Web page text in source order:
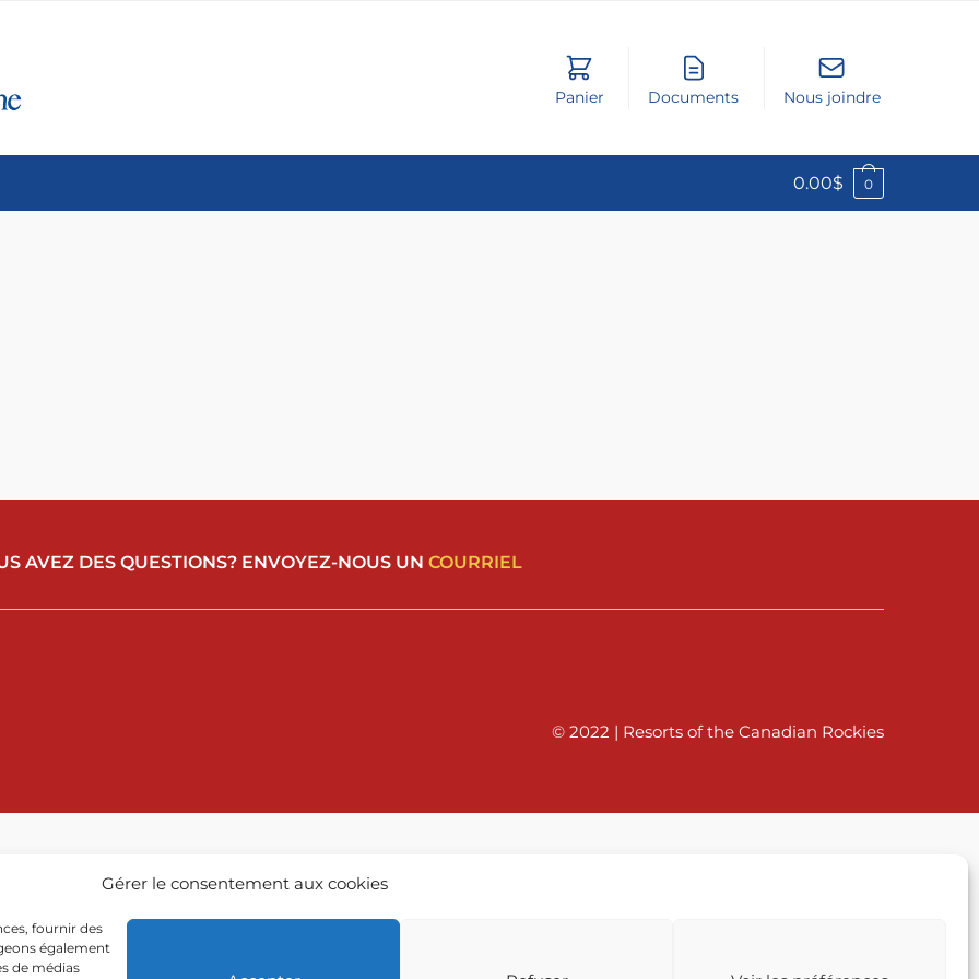
Gérer le consentement aux cookies
fournir des
également
de médias
Panier Documents Nous joindre
0.00$ 0
AVEZ DES QUESTIONS? ENVOYEZ-NOUS UN COURRIEL
© 2022 | Resorts of the Canadian Rockies